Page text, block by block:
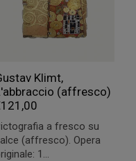
Klimt,
(affresco)
121,00
a fresco su
(affresco). Opera
1...